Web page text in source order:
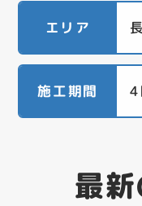
エリア
施工期間 4
最